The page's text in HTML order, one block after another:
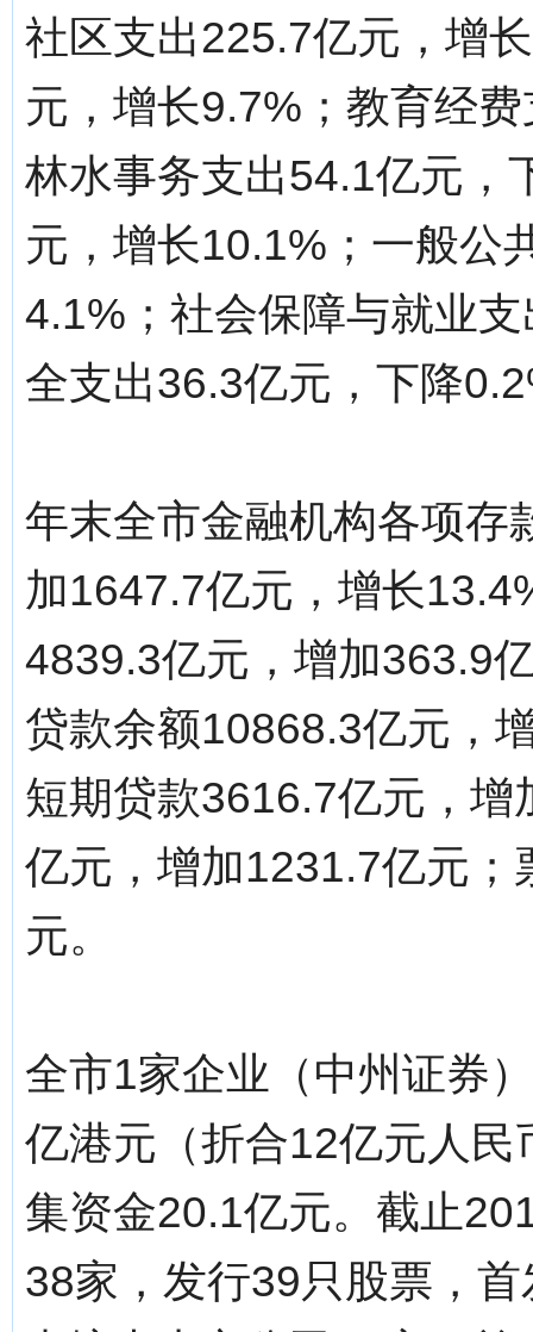
社区支出225.7亿元，增
元，增长9.7%；教育经
林水事务支出54.1亿元，
元，增长10.1%；一般公
4.1%；社会保障与就业
全支出36.3亿元，下降
年末全市金融机构各项存
加1647.7亿元，增长
4839.3亿元，增加363.9
贷款余额10868.3亿元，
短期贷款3616.7亿元，
亿元，增加1231.7亿元
元。
全市1家企业（中州证券
亿港元（折合12亿元人
集资金20.1亿元。截止
38家，发行39只股票，